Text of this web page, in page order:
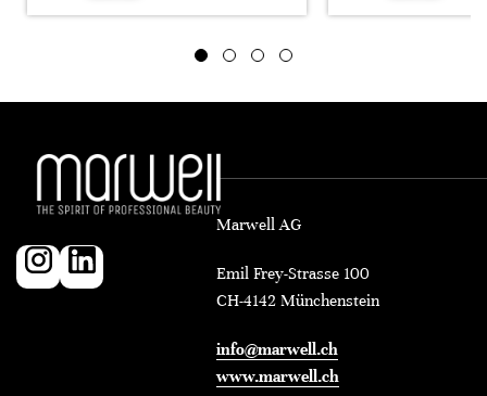
Marwell AG
Emil Frey-Strasse 100
CH-4142 Münchenstein
info@marwell.ch
www.marwell.ch